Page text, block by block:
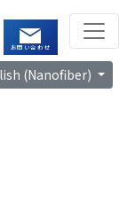
お問い合わせ
(Nanofiber)